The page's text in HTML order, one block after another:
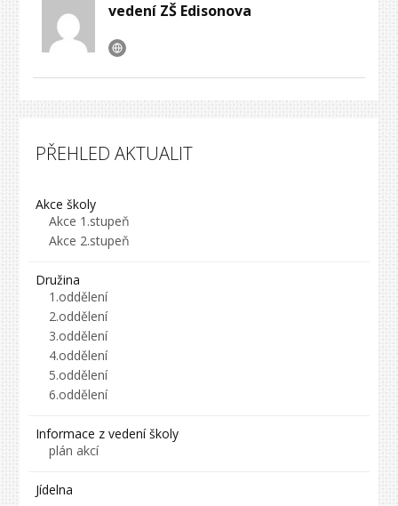
vedení ZŠ Edisonova
PŘEHLED AKTUALIT
Akce školy
Akce 1.stupeň
Akce 2.stupeň
Družina
1.oddělení
2.oddělení
3.oddělení
4.oddělení
5.oddělení
6.oddělení
Informace z vedení školy
plán akcí
Jídelna